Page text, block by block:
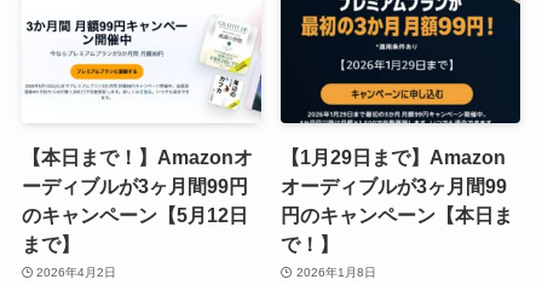
【本日まで！】Amazonオ
ーディブルが3ヶ月間99円
のキャンペーン【5月12日
まで】
2026年4月2日
【1月29日まで】Amazon
オーディブルが3ヶ月間99
円のキャンペーン【本日ま
で！】
2026年1月8日